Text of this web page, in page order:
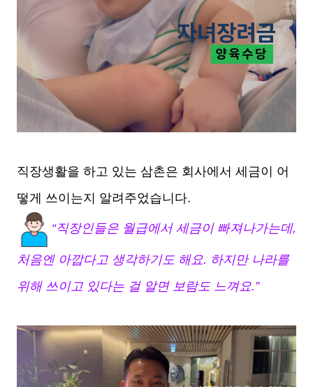
직장생활을 하고 있는 삼촌은 회사에서 세금이 어
떻게 쓰이는지 알려주었습니다.
“직장인들은 월급에서 세금이 빠져나가는데,
처음엔 아깝다고 생각하기도 해요. 하지만 나라를
위해 쓰이고 있다는 걸 알면 보람도 느껴요.”